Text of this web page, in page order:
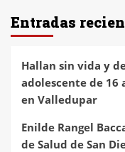
Entradas
Hallan sin vida y
adolescente de 16
en Valledupar
Enilde Rangel
de Salud de San